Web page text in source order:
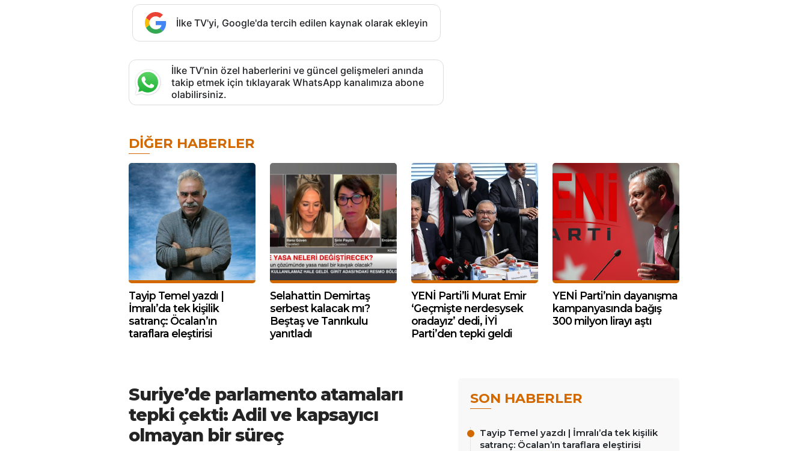
İlke TV'yi, Google'da tercih edilen kaynak olarak ekleyin
İlke TV’nin özel haberlerini ve güncel gelişmeleri anında
takip etmek için tıklayarak WhatsApp kanalımıza abone
olabilirsiniz.
DIĞER HABERLER
Tayip Temel yazdı |
İmralı’da tek kişilik
satranç: Öcalan’ın
taraflara eleştirisi
Selahattin Demirtaş
serbest kalacak mı?
Beştaş ve Tanrıkulu
yanıtladı
YENİ Parti’li Murat Emir
‘Geçmişte nerdesysek
oradayız’ dedi, İYİ
Parti’den tepki geldi
YENİ Parti’nin dayanışma
kampanyasında bağış
300 milyon lirayı aştı
Suriye’de parlamento atamaları
tepki çekti: Adil ve kapsayıcı
olmayan bir süreç
SON HABERLER
Tayip Temel yazdı | İmralı’da tek kişilik
satranç: Öcalan’ın taraflara eleştirisi